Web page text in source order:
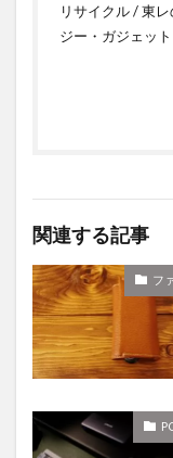
リサイクル / 東
ジー・ガジェッ
関連する記事
フ